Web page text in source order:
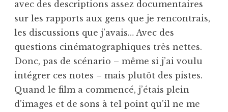
avec des descriptions assez documentaires
sur les rapports aux gens que je rencontrais,
les discussions que j’avais… Avec des
questions cinématographiques très nettes.
Donc, pas de scénario – même si j’ai voulu
intégrer ces notes – mais plutôt des pistes.
Quand le film a commencé, j’étais plein
d’images et de sons à tel point qu’il ne me